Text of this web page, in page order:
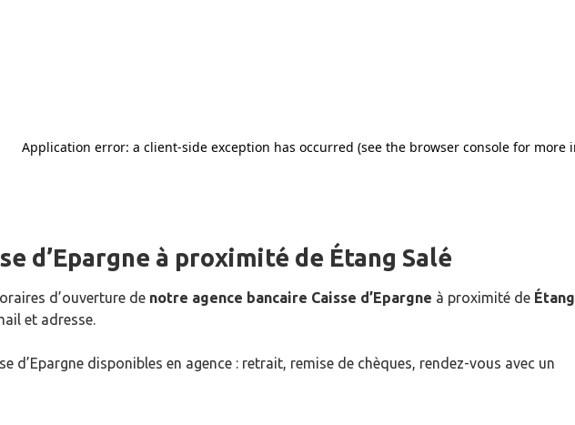
d’Epargne à proximité de Étang Salé
d’ouverture de notre agence bancaire Caisse d’Epargne à proximité de Étang
et adresse.
d’Epargne disponibles en agence : retrait, remise de chèques, rendez-vous avec un